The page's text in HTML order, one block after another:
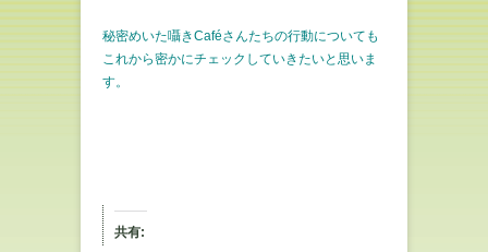
秘密めいた囁きCaféさんたちの行動についても
これから密かにチェックしていきたいと思いま
す。
共有: